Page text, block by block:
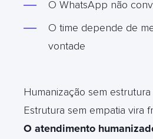
O WhatsApp não
O time depende de
vontade
Humanização sem
Estrutura sem empatia vira
O atendimento